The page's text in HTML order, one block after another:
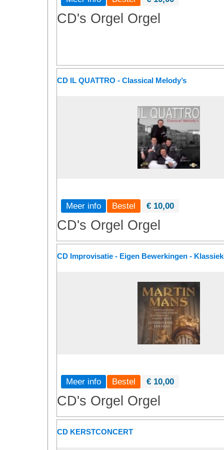
CD's Orgel Orgel
CD IL QUATTRO - Classical Melody’s
Meer info € 10,00
CD's Orgel Orgel
Meer info € 10,00
CD's Orgel Orgel
CD KERSTCONCERT